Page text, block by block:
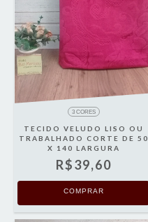
3 CORES
TECIDO VELUDO LISO OU
TRABALHADO CORTE DE 50
X 140 LARGURA
R$39,60
COMPRAR